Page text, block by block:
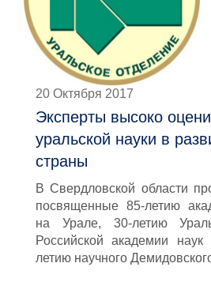
20 Октября 2017
Эксперты высоко
уральской науки в
страны
В Свердловской области
посвященные 85-летию
на Урале, 30-летию
Российской академии
летию научного